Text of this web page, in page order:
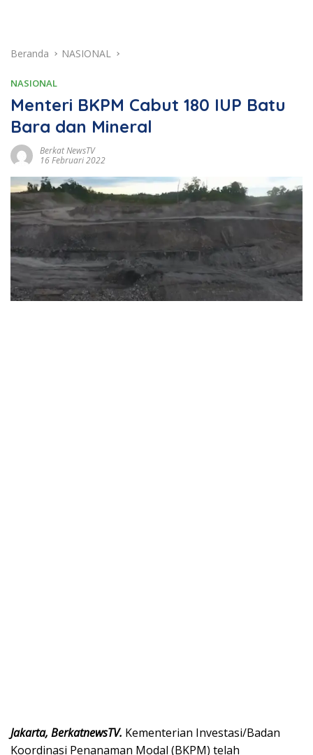
Beranda NASIONAL
NASIONAL
Menteri BKPM Cabut 180 IUP Batu
Bara dan Mineral
Berkat NewsTV
16 Februari 2022
Jakarta, BerkatnewsTV. Kementerian Investasi/Badan
Koordinasi Penanaman Modal (BKPM) telah